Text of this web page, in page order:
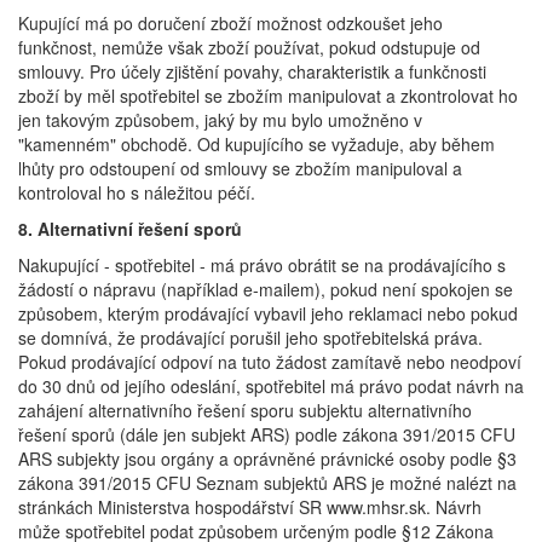
Kupující má po doručení zboží možnost odzkoušet jeho
funkčnost, nemůže však zboží používat, pokud odstupuje od
smlouvy. Pro účely zjištění povahy, charakteristik a funkčnosti
zboží by měl spotřebitel se zbožím manipulovat a zkontrolovat ho
jen takovým způsobem, jaký by mu bylo umožněno v
"kamenném" obchodě. Od kupujícího se vyžaduje, aby během
lhůty pro odstoupení od smlouvy se zbožím manipuloval a
kontroloval ho s náležitou péčí.
8. Alternativní řešení sporů
Nakupující - spotřebitel - má právo obrátit se na prodávajícího s
žádostí o nápravu (například e-mailem), pokud není spokojen se
způsobem, kterým prodávající vybavil jeho reklamaci nebo pokud
se domnívá, že prodávající porušil jeho spotřebitelská práva.
Pokud prodávající odpoví na tuto žádost zamítavě nebo neodpoví
do 30 dnů od jejího odeslání, spotřebitel má právo podat návrh na
zahájení alternativního řešení sporu subjektu alternativního
řešení sporů (dále jen subjekt ARS) podle zákona 391/2015 CFU
ARS subjekty jsou orgány a oprávněné právnické osoby podle §3
zákona 391/2015 CFU Seznam subjektů ARS je možné nalézt na
stránkách Ministerstva hospodářství SR www.mhsr.sk. Návrh
může spotřebitel podat způsobem určeným podle §12 Zákona